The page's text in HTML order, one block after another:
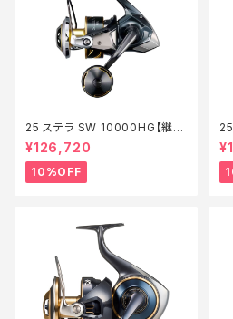
25 ステラ SW 10000HG【継続
セール_リール】【10】
¥126,720
10%OFF
セ